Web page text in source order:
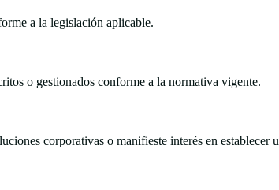
a la legislación aplicable.
o gestionados conforme a la normativa vigente.
corporativas o manifieste interés en establecer